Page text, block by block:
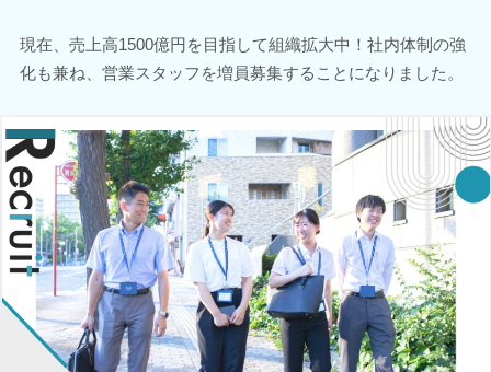
現在、売上高1500億円を目指して組織拡大中！社内体制の強
化も兼ね、営業スタッフを増員募集することになりました。